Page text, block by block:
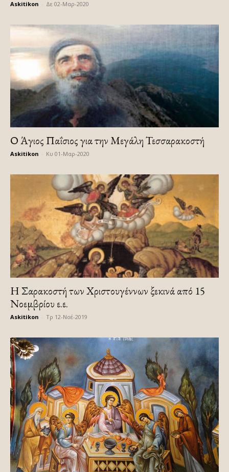
Askitikon Δε 02-Μαρ-2020
Ο Άγιος Παΐσιος για την Μεγάλη Τεσσαρακοστή
Askitikon Κυ 01-Μαρ-2020
Η Σαρακοστή των Χριστουγέννων ξεκινά από 15
Νοεμβρίου ε.ε.
Askitikon Τρ 12-Νοέ-2019